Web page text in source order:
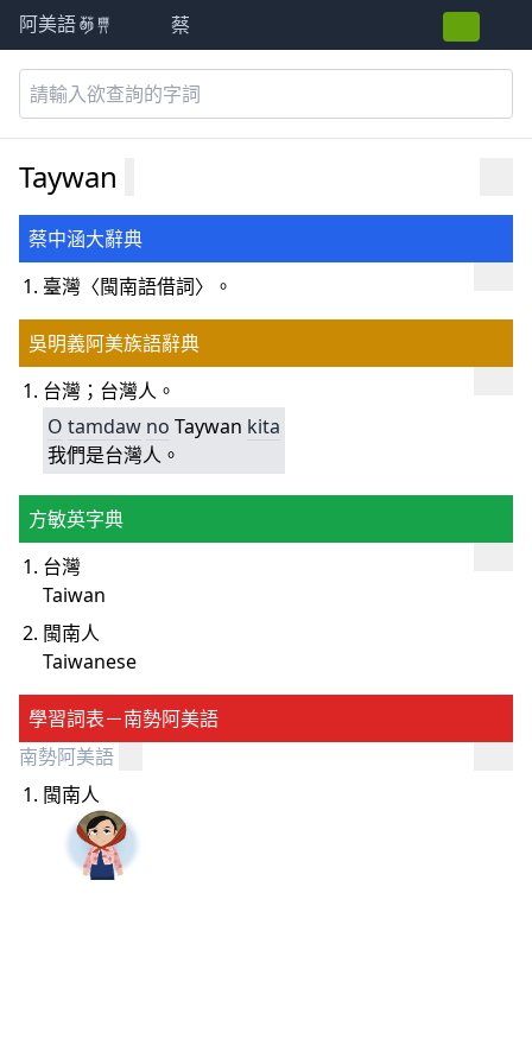
阿美語萌典 蔡
Taywan
蔡中涵大辭典
臺灣〈閩南語借詞〉。
吳明義阿美族語辭典
台灣；台灣人。
O tamdaw no Taywan kita
我們是台灣人。
方敏英字典
台灣
Taiwan
閩南人
Taiwanese
學習詞表－南勢阿美語
南勢阿美語
閩南人